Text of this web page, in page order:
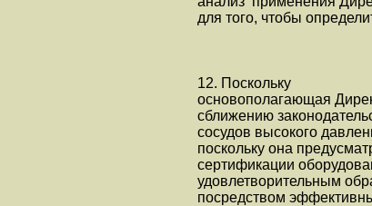
для того, чтобы
12. Поскольку
основополагающая
сближению
сосудов высокого
поскольку она
сертификации
удовлетворительным
посредством